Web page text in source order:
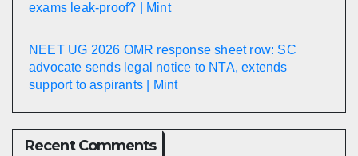
exams leak-proof? | Mint
NEET UG 2026 OMR response sheet row: SC
advocate sends legal notice to NTA, extends
support to aspirants | Mint
Recent Comments